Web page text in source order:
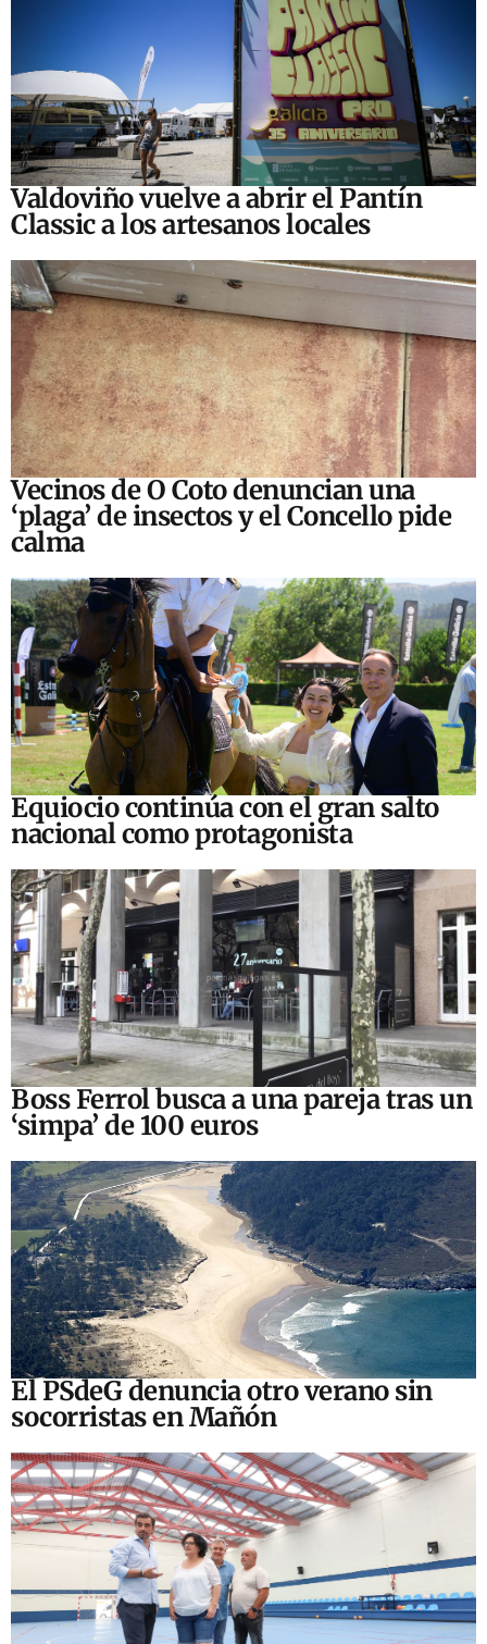
Valdoviño vuelve a abrir el Pantín
Classic a los artesanos locales
Vecinos de O Coto denuncian una
‘plaga’ de insectos y el Concello pide
calma
Equiocio continúa con el gran salto
nacional como protagonista
Boss Ferrol busca a una pareja tras un
‘simpa’ de 100 euros
El PSdeG denuncia otro verano sin
socorristas en Mañón